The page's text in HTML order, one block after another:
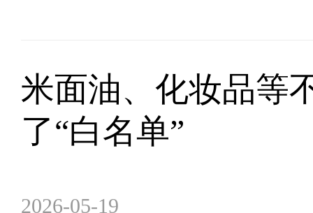
米面油、化妆品等
了“白名单”
2026-05-19